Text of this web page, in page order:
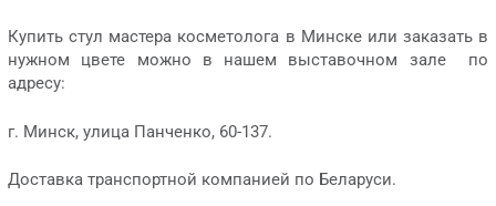
Купить стул мастера косметолога в Минске или заказать в
нужном цвете можно в нашем выставочном зале по
адресу:
г. Минск, улица Панченко, 60-137.
Доставка транспортной компанией по Беларуси.